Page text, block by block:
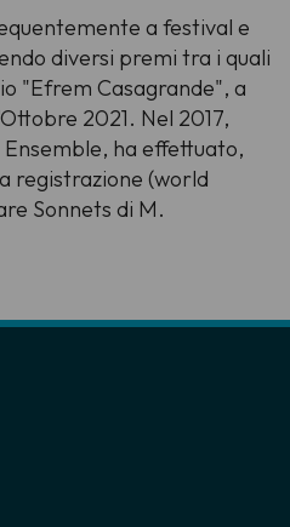
a festival e
diversi premi tra i quali
"Efrem Casagrande", a
2021. Nel 2017,
ha effettuato,
registrazione (world
Sonnets di M.